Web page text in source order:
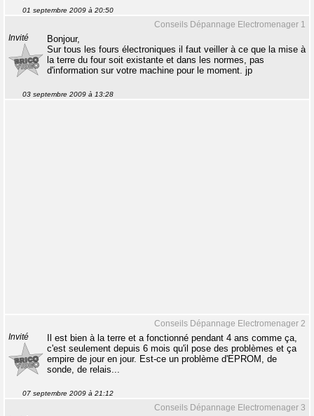
01 septembre 2009 à 20:50
Conseils Dépannage Electromenager 1
Invité
Bonjour,
Sur tous les fours électroniques il faut veiller à ce que la mise à
la terre du four soit existante et dans les normes, pas
d'information sur votre machine pour le moment. jp
03 septembre 2009 à 13:28
Conseils Dépannage Electromenager 2
Invité
Il est bien à la terre et a fonctionné pendant 4 ans comme ça,
c'est seulement depuis 6 mois qu'il pose des problèmes et ça
empire de jour en jour. Est-ce un problème d'EPROM, de
sonde, de relais...
07 septembre 2009 à 21:12
Conseils Dépannage Electromenager 3